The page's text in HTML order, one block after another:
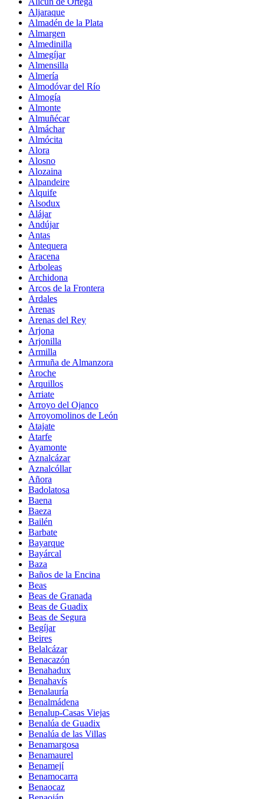
Aljaraque
Almadén de la Plata
Almargen
Almedinilla
Almegíjar
Almensilla
Almería
Almodóvar del Río
Almogía
Almonte
Almuñécar
Almáchar
Almócita
Alora
Alosno
Alozaina
Alpandeire
Alquife
Alsodux
Alájar
Andújar
Antas
Antequera
Aracena
Arboleas
Archidona
Arcos de la Frontera
Ardales
Arenas
Arenas del Rey
Arjona
Arjonilla
Armilla
Armuña de Almanzora
Aroche
Arquillos
Arriate
Arroyo del Ojanco
Arroyomolinos de León
Atajate
Atarfe
Ayamonte
Aznalcázar
Aznalcóllar
Añora
Badolatosa
Baena
Baeza
Bailén
Barbate
Bayarque
Bayárcal
Baza
Baños de la Encina
Beas
Beas de Granada
Beas de Guadix
Beas de Segura
Begíjar
Beires
Belalcázar
Benacazón
Benahadux
Benahavís
Benalauría
Benalmádena
Benalup-Casas Viejas
Benalúa de Guadix
Benalúa de las Villas
Benamargosa
Benamaurel
Benamejí
Benamocarra
Benaocaz